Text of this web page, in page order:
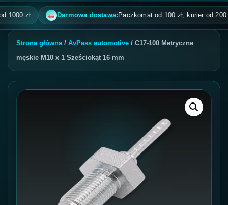
zł Darmowa dostawa:Paczkomat od 100 zł, kurier od 200 zł,
Strona główna/ AvPass automotive / C17-100 Metryczne
męskie M10 x 1 Sześciokąt 16 mm